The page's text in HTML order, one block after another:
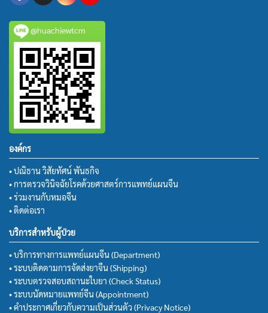
@huachiewtcm
องค์กร
• ปณิธาน วิสัยทัศน์ พันธกิจ
• การตรวจวินิจฉัยโรคด้วยศาสตร์การแพทย์แผนจีน
• ร่วมงานกับหมอจีน
• ติดต่อเรา
บริการสำหรับผู้ป่วย
• บริการทางการแพทย์แผนจีน (Department)
• ระบบติดตามการจัดส่งยาจีน (Shipping)
• ระบบตรวจสอบสถานะใบยา (Check Status)
• ระบบนัดหมายแพทย์จีน (Appointment)
• คำประกาศเกี่ยวกับความเป็นส่วนตัว (Privacy Notice)